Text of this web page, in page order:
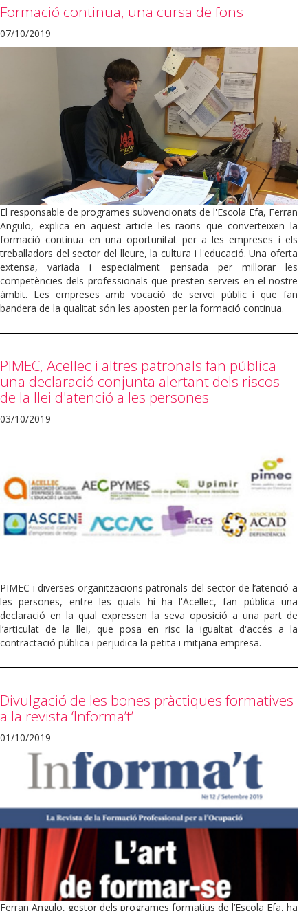
Formació continua, una cursa de fons
07/10/2019
El responsable de programes subvencionats de l'Escola Efa, Ferran
Angulo, explica en aquest article les raons que converteixen la
formació continua en una oportunitat per a les empreses i els
treballadors del sector del lleure, la cultura i l'educació. Una oferta
extensa, variada i especialment pensada per millorar les
competències dels professionals que presten serveis en el nostre
àmbit. Les empreses amb vocació de servei públic i que fan
bandera de la qualitat són les aposten per la formació continua.
PIMEC, Acellec i altres patronals fan pública
una declaració conjunta alertant dels riscos
de la llei d'atenció a les persones
03/10/2019
PIMEC i diverses organitzacions patronals del sector de l’atenció a
les persones, entre les quals hi ha l'Acellec, fan pública una
declaració en la qual expressen la seva oposició a una part de
l’articulat de la llei, que posa en risc la igualtat d'accés a la
contractació pública i perjudica la petita i mitjana empresa.
Divulgació de les bones pràctiques formatives
a la revista ‘Informa’t’
01/10/2019
Ferran Angulo, gestor dels programes formatius de l’Escola Efa, ha